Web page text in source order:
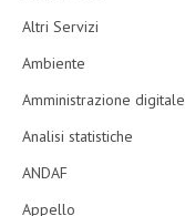
Altri Servizi
Ambiente
Amministrazione digitale
Analisi statistiche
ANDAF
Appello